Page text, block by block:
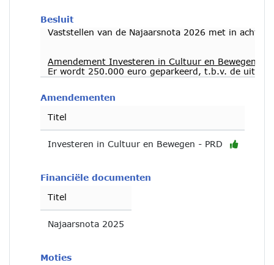
Besluit
Vaststellen van de Najaarsnota 2026 met in
Amendement Investeren in Cultuur en Bewegen
Er wordt 250.000 euro geparkeerd, t.b.v. de
Amendementen
Titel
Investeren in Cultuur en Bewegen - PRD
Financiële documenten
Titel
Najaarsnota 2025
Moties